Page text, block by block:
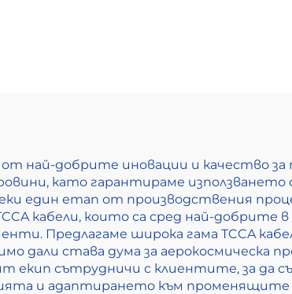
от най-добрите иновации и качество
като гарантираме
един етап от производствения
кабели, които са сред най-
Предлагаме широка гама TCCA
дали става дума за
екип сътрудничи с клиентите, за да
и адаптирането към променящите